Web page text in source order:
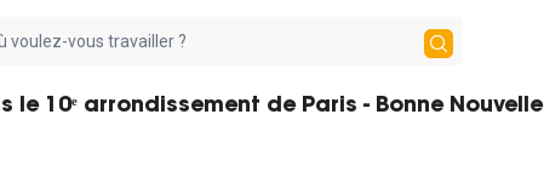
le 10ᵉ arrondissement de Paris - Bonne Nouvelle